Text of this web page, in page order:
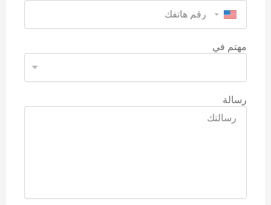
United States +1
مهتم في
رسالة